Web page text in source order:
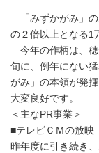
「みずかがみ」の
の２倍以上となる1
今年の作柄は、穂
旬に、例年にない
がみ」の本領が発
大変良好です。
＜主なPR事業＞
■テレビＣＭの放映
昨年度に引き続き